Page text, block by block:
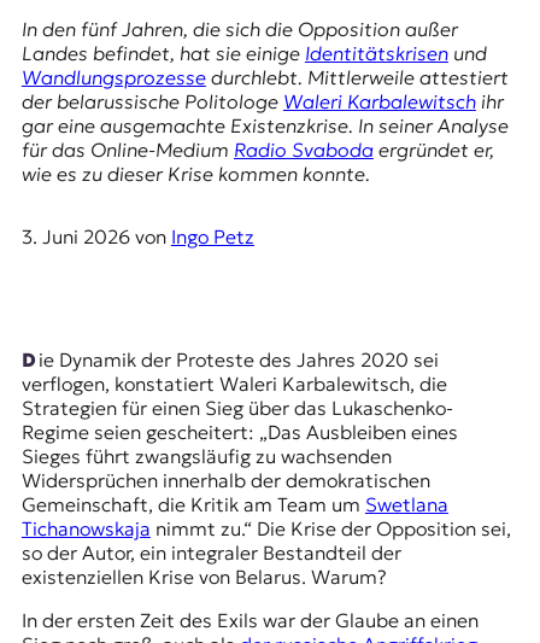
n
d
M
e
d
e
k
o
t
e
n
z
z
u
O
s
t
e
u
r
o
In den fünf Jahren, die sich die Opposition außer
Landes befindet, hat sie einige Identitätskrisenund
Wandlungsprozessedurchlebt. Mittlerweile attestiert
der belarussische Politologe Waleri Karbalewitschihr
gar eine ausgemachte Existenzkrise. In seiner Analyse
für das Online-Medium Radio Svabodaergründet er,
wie es zu dieser Krise kommen konnte.
3. Juni 2026von Ingo Petz
Die Dynamik der Proteste des Jahres 2020 sei
verflogen, konstatiert Waleri Karbalewitsch, die
Strategien für einen Sieg über das Lukaschenko-
Regime seien gescheitert: „Das Ausbleiben eines
Sieges führt zwangsläufig zu wachsenden
Widersprüchen innerhalb der demokratischen
Gemeinschaft, die Kritik am Team um Swetlana
Tichanowskaja nimmt zu.“ Die Krise der Opposition sei,
so der Autor, ein integraler Bestandteil der
existenziellen Krise von Belarus. Warum?
In der ersten Zeit des Exils war der Glaube an einen